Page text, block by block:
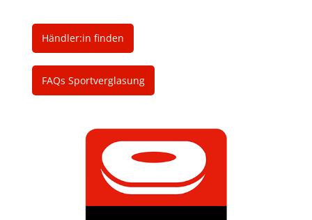
Händler:in finden
FAQs Sportverglasung